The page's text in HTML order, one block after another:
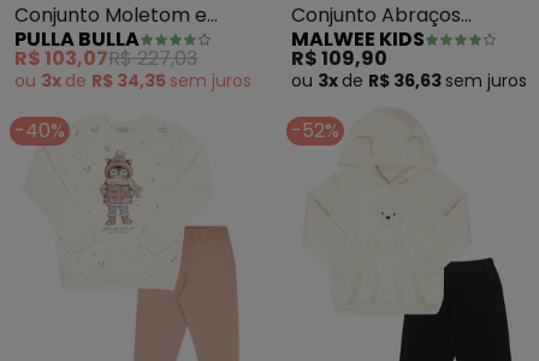
Conjunto Moletom e
Malha Canelada (Bege)
PULLA BULLA
R$ 103,07R$ 227,03
ou 3x de R$ 34,35 sem juros
Conjunto Abraços
Quentinhos em Moletom
(Bege)
MALWEE KIDS
R$ 109,90
ou 3x de R$ 36,63 sem juros
-40% -52%